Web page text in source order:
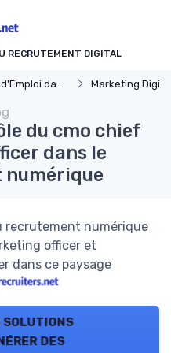
RECRUTEMENT DIGITAL
dans le Digital Marketing
du cmo chief
dans le
recrutement numérique
officer et
dans ce paysage
solutions
des